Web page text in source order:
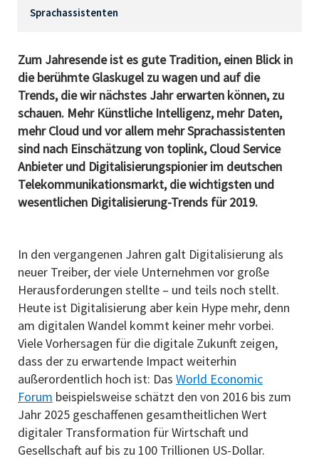
Sprachassistenten
Zum Jahresende ist es gute Tradition, einen Blick in
die berühmte Glaskugel zu wagen und auf die
Trends, die wir nächstes Jahr erwarten können, zu
schauen. Mehr Künstliche Intelligenz, mehr Daten,
mehr Cloud und vor allem mehr Sprachassistenten
sind nach Einschätzung von toplink, Cloud Service
Anbieter und Digitalisierungspionier im deutschen
Telekommunikationsmarkt, die wichtigsten und
wesentlichen Digitalisierung-Trends für 2019.
In den vergangenen Jahren galt Digitalisierung als
neuer Treiber, der viele Unternehmen vor große
Herausforderungen stellte – und teils noch stellt.
Heute ist Digitalisierung aber kein Hype mehr, denn
am digitalen Wandel kommt keiner mehr vorbei.
Viele Vorhersagen für die digitale Zukunft zeigen,
dass der zu erwartende Impact weiterhin
außerordentlich hoch ist: Das World Economic
Forum beispielsweise schätzt den von 2016 bis zum
Jahr 2025 geschaffenen gesamtheitlichen Wert
digitaler Transformation für Wirtschaft und
Gesellschaft auf bis zu 100 Trillionen US-Dollar.